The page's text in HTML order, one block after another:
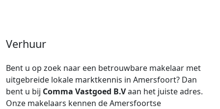
Verhuur
Bent u op zoek naar een betrouwbare makelaar met
uitgebreide lokale marktkennis in Amersfoort? Dan
bent u bij Comma Vastgoed B.Vaan het juiste adres.
Onze makelaars kennen de Amersfoortse